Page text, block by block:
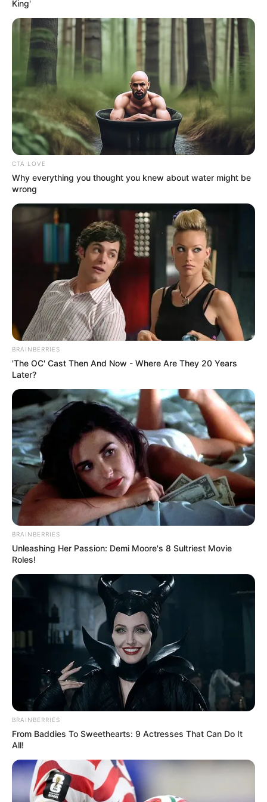
Daftar isi
Karier
Mengawali karirnya di tahun 2016, Farahdiba Ferreira debut
sebagai pembawa acara di programBerburu yang tayang di salah
satu stasiun TV Swasta.
Namanya mulai dikenal saat ia mulai terjun ke dunia seni peran. Ia
diketahui telah berperan di sejumlah judul FTV maupun sinetron.
Adapun sinetron yang telah ia bintangi sepertiJodoh Wasiat
Bapak, Tukang Bubur Naik Haji,
Perempuan kelahiran tahun 1991 ini juga pernah berakting di layar
Gasing Tengkorak(2017) dan web seri, yakni
Biodata, Profil, dan Fakta Hannah Hannon
Baca selengkapnya
Play
00:00
Mute
(foto: instagram/farahdibaferreira)
Biodata & Profil
King'
CTA LOVE
Why everything you thought you knew about water might be
wrong
BRAINBERRIES
'The OC' Cast Then And Now - Where Are They 20 Years
Later?
BRAINBERRIES
Unleashing Her Passion: Demi Moore's 8 Sultriest Movie
Roles!
BRAINBERRIES
From Baddies To Sweethearts: 9 Actresses That Can Do It
All!